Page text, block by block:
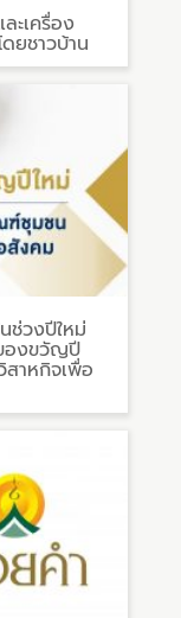
ะเครื่อง
ยชาวบ้าน
ช่วงปีใหม่
ของขวัญปี
าหกิจเพื่อ